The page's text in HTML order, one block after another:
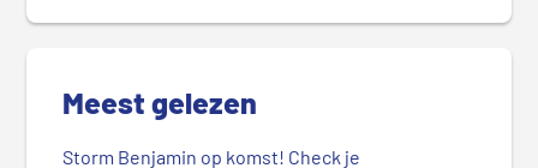
Meest gelezen
Storm Benjamin op komst! Check je